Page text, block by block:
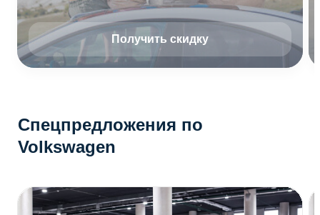
Получить скидку
Спецпредложения по
Volkswagen